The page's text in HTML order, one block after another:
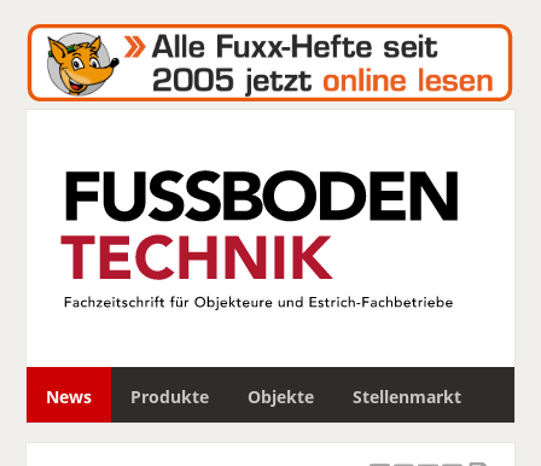
News Produkte Objekte Stellenmarkt
c